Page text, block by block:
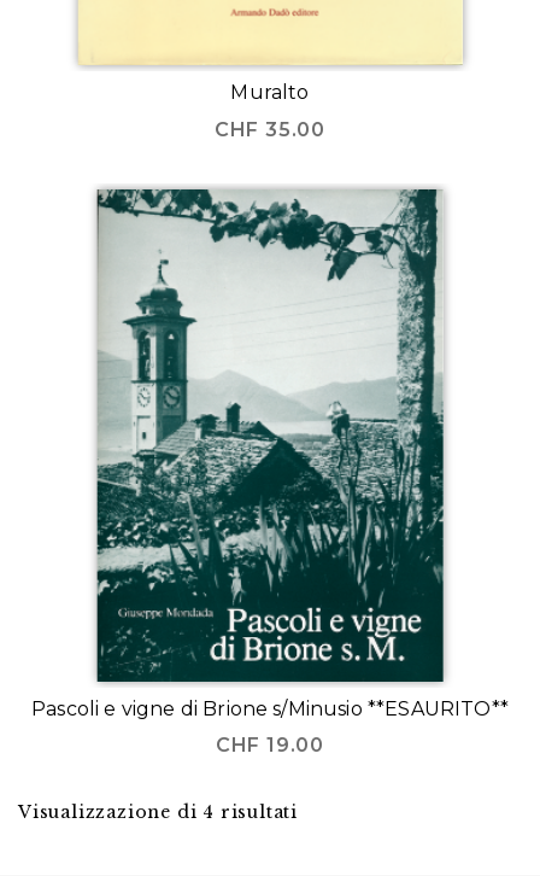
Muralto
CHF 35.00
Pascoli e vigne di Brione s/Minusio **ESAURITO**
CHF 19.00
Visualizzazione di 4 risultati